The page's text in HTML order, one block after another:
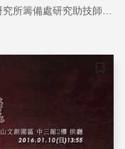
儲存